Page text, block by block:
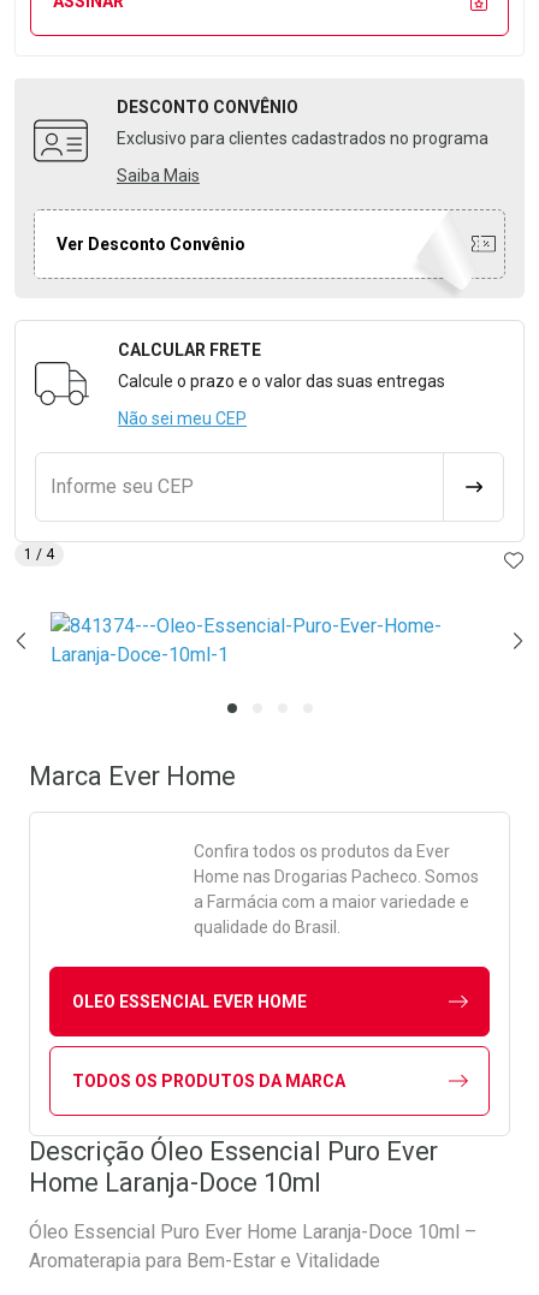
DESCONTO CONVÊNIO
Exclusivo para clientes cadastrados no programa
Saiba Mais
Ver Desconto Convênio
Formulário para Calcular o Frete
CALCULAR FRETE
Calcule o prazo e o valor das suas entregas
Não sei meu CEP
Informe seu CEP
1 / 4
Marca Ever Home
Confira todos os produtos da Ever
Home nas Drogarias Pacheco. Somos
a Farmácia com a maior variedade e
qualidade do Brasil.
OLEO ESSENCIAL EVER HOME
TODOS OS PRODUTOS DA MARCA
Descrição Óleo Essencial Puro Ever
Home Laranja-Doce 10ml
Óleo Essencial Puro Ever Home Laranja-Doce 10ml –
Aromaterapia para Bem-Estar e Vitalidade